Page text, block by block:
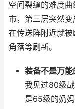
空间裂缝的难度
市，第三层突然
在传送阵附近就
角落等刷新。
装备不是万能
我见过80级
是65级的奶妈